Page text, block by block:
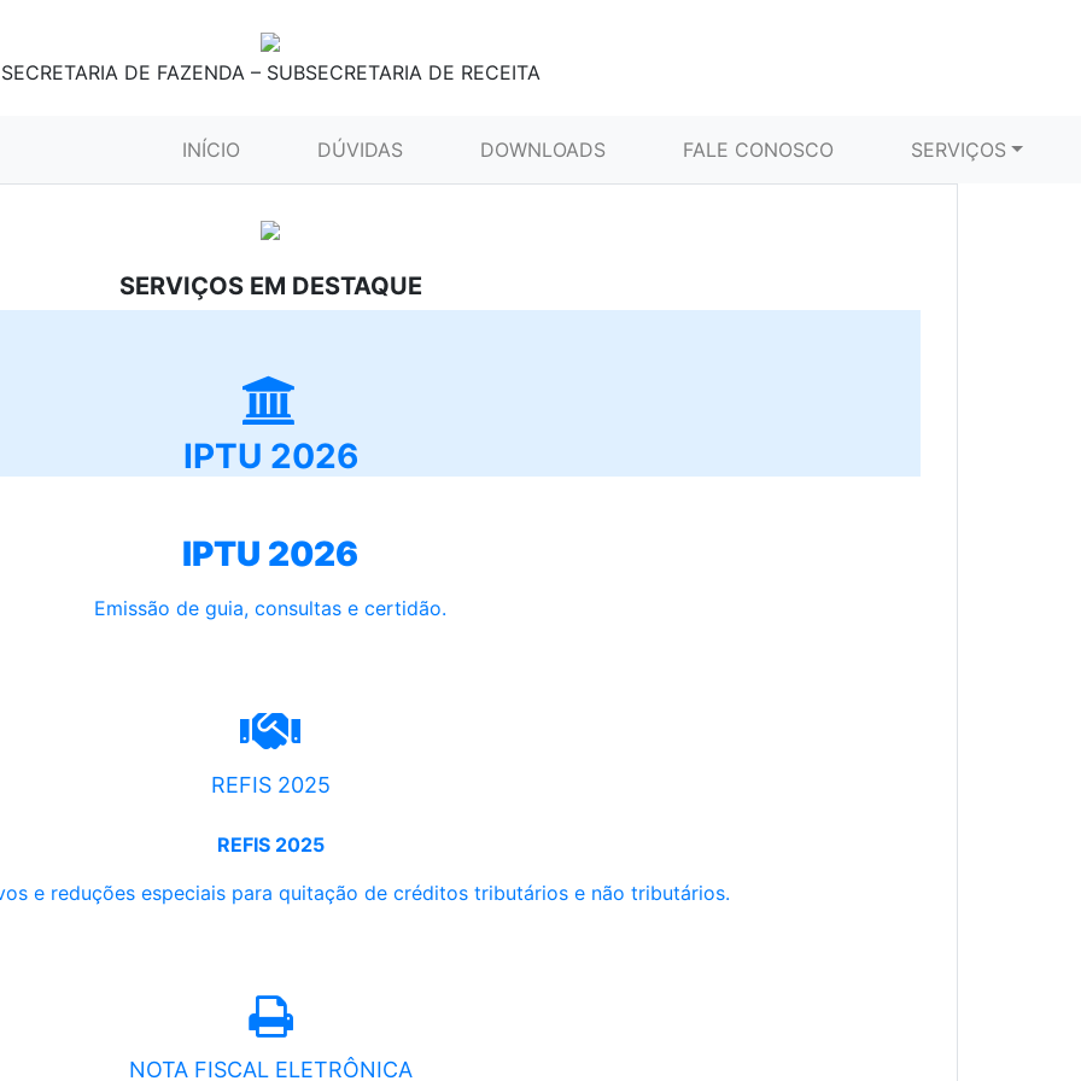
SECRETARIA DE FAZENDA – SUBSECRETARIA DE RECEITA
INÍCIO (CURRENT)DÚVIDAS DOWNLOADS FALE CONOSCO SERVIÇOS
SERVIÇOS EM DESTAQUE
IPTU 2026
IPTU 2026
Emissão de guia, consultas e certidão.
REFIS 2025
REFIS 2025
e reduções especiais para quitação de créditos tributários e não tributários.
NOTA FISCAL ELETRÔNICA